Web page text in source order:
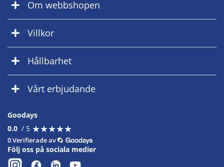
Om webbshopen
Villkor
Hållbarhet
Vårt erbjudande
Goodays
0.0 / 5 ★★★★★
★★★★★
0 Verifierade av
Följ oss på sociala medier